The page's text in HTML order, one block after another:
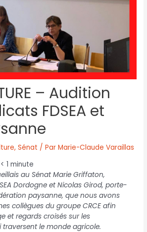
– Audition
FDSEA et
,Sénat / ParMarie-Claude Varaillas
< 1 minute
au Sénat Marie Griffaton,
Dordogne et Nicolas Girod, porte-
paysanne, que nous avons
collègues du groupe CRCE afin
et regards croisés sur les
le monde agricole.